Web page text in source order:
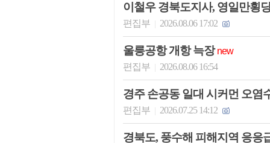
이철우 경북도지사, 영일만횡
편집부 | 2026.08.06 17:02
울릉공항 개항 늑장 new
편집부 | 2026.08.06 16:54
경주 손공동 일대 시커먼 오염
편집부 | 2026.07.25 14:12
경북도, 풍수해 피해지역 응응